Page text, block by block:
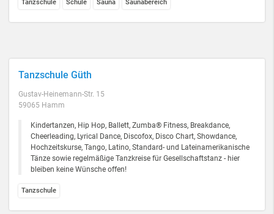
Tanzschule Schule Sauna Saunabereich
Tanzschule Güth
Gustav-Heinemann-Str. 15
59065 Hamm
Kindertanzen, Hip Hop, Ballett, Zumba® Fitness, Breakdance,
Cheerleading, Lyrical Dance, Discofox, Disco Chart, Showdance,
Hochzeitskurse, Tango, Latino, Standard- und Lateinamerikanische
Tänze sowie regelmäßige Tanzkreise für Gesellschaftstanz - hier
bleiben keine Wünsche offen!
Tanzschule